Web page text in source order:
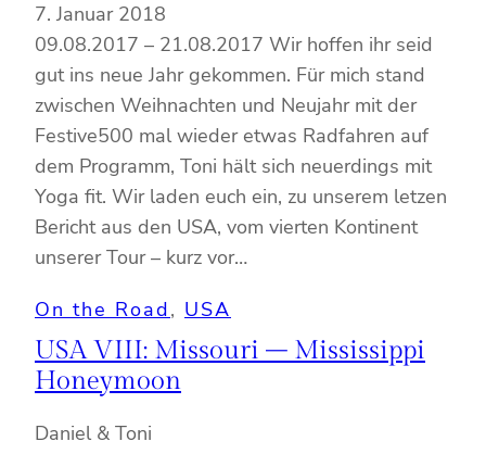
7. Januar 2018
09.08.2017 – 21.08.2017 Wir hoffen ihr seid
gut ins neue Jahr gekommen. Für mich stand
zwischen Weihnachten und Neujahr mit der
Festive500 mal wieder etwas Radfahren auf
dem Programm, Toni hält sich neuerdings mit
Yoga fit. Wir laden euch ein, zu unserem letzen
Bericht aus den USA, vom vierten Kontinent
unserer Tour – kurz vor…
On the Road, USA
USA VIII: Missouri – Mississippi
Honeymoon
Daniel & Toni